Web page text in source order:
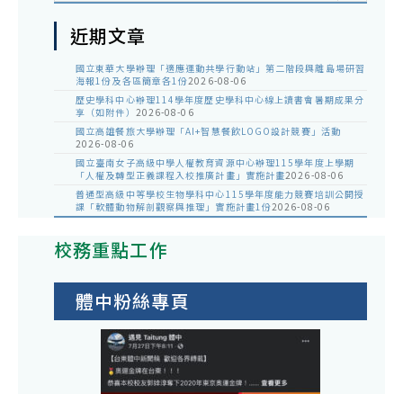
近期文章
國立東華大學辦理「適應運動共學行動站」第二階段與離島場研習
海報1份及各區簡章各1份2026-08-06
歷史學科中心辦理114學年度歷史學科中心線上讀書會暑期成果分
享（如附件） 2026-08-06
國立高雄餐旅大學辦理「AI+智慧餐飲LOGO設計競賽」活動
2026-08-06
國立臺南女子高級中學人權教育資源中心辦理115學年度上學期
「人權及轉型正義課程入校推廣計畫」實施計畫2026-08-06
普通型高級中等學校生物學科中心115學年度能力競賽培訓公開授
課「軟體動物解剖觀察與推理」實施計畫1份2026-08-06
校務重點工作
體中粉絲專頁